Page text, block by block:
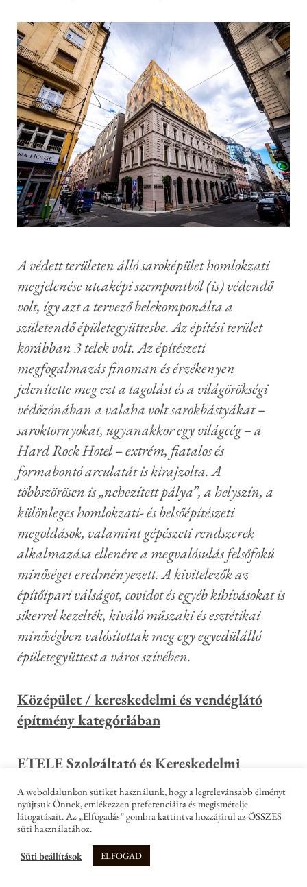
A védett területen álló saroképület homlokzati
megjelenése utcaképi szempontból (is) védendő
volt, így azt a tervező belekomponálta a
születendő épületegyüttesbe. Az építési terület
korábban 3 telek volt. Az építészeti
megfogalmazás finoman és érzékenyen
jelenítette meg ezt a tagolást és a világörökségi
védőzónában a valaha volt sarokbástyákat –
saroktornyokat, ugyanakkor egy világcég – a
Hard Rock Hotel – extrém, fiatalos és
formabontó arculatát is kirajzolta. A
többszörösen is „nehezített pálya”, a helyszín, a
különleges homlokzati- és belsőépítészeti
megoldások, valamint gépészeti rendszerek
alkalmazása ellenére a megvalósulás felsőfokú
minőséget eredményezett. A kivitelezők az
építőipari válságot, covidot és egyéb kihívásokat is
sikerrel kezelték, kiváló műszaki és esztétikai
minőségben valósítottak meg egy egyedülálló
épületegyüttest a város szívében.
Középület / kereskedelmi és vendéglátó
építmény kategóriában
ETELE Szolgáltató és Kereskedelmi
Központ (Budapest)
Építtető: Futureal Csoport (Budapest)
Tervező: Paulinyi & Partners Zrt.
(Budapest)
A weboldalunkon sütiket használunk, hogy a legrelevánsabb élményt
nyújtsuk Önnek, emlékezzen preferenciáira és megismételje
látogatásait. Az „Elfogadás” gombra kattintva hozzájárul az ÖSSZES
süti használatához.
Süti beállítások ELFOGAD